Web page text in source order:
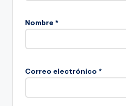
Nombre *
Correo electrónico *